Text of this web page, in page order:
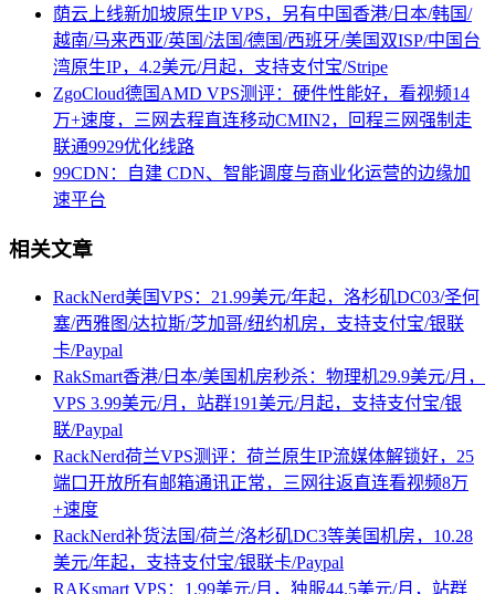
荫云上线新加坡原生IP VPS，另有中国香港/日本/韩国/
越南/马来西亚/英国/法国/德国/西班牙/美国双ISP/中国台
湾原生IP，4.2美元/月起，支持支付宝/Stripe
ZgoCloud德国AMD VPS测评：硬件性能好，看视频14
万+速度，三网去程直连移动CMIN2，回程三网强制走
联通9929优化线路
99CDN：自建 CDN、智能调度与商业化运营的边缘加
速平台
相关文章
RackNerd美国VPS：21.99美元/年起，洛杉矶DC03/圣何
塞/西雅图/达拉斯/芝加哥/纽约机房，支持支付宝/银联
卡/Paypal
RakSmart香港/日本/美国机房秒杀：物理机29.9美元/月，
VPS 3.99美元/月，站群191美元/月起，支持支付宝/银
联/Paypal
RackNerd荷兰VPS测评：荷兰原生IP流媒体解锁好，25
端口开放所有邮箱通讯正常，三网往返直连看视频8万
+速度
RackNerd补货法国/荷兰/洛杉矶DC3等美国机房，10.28
美元/年起，支持支付宝/银联卡/Paypal
RAKsmart VPS：1.99美元/月，独服44.5美元/月，站群